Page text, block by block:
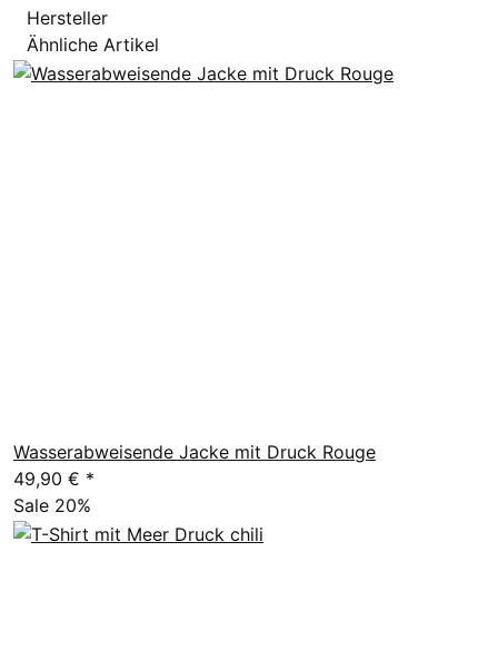
Hersteller
Ähnliche Artikel
Wasserabweisende Jacke mit Druck Rouge
49,90 € *
Sale 20%